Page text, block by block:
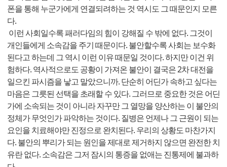
폰을 통해 누군가에게 연결되려하는 것 역시도 그 때문인지 모른
다.
이런 사회일수록 패러다임의 힘이 강해질 수 밖에 없다. 그것이
개인들에게 소속감을 주기 때문이다. 불안할수록 사회는 보수화
된다고 하는데 그 역시 이런 이유 때문일 것이다. 하지만 이건 위
험하다. 역사적으로도 공황이 가져온 불안이 결국은 2차 대전을
일으킨 파시즘을 낳고 말았으니까. 단순히 어딘가 속하고 싶다는
마음은 그릇된 선택을 초래할 수 있다. 그러므로 중요한 것은 어딘
가에 소속되는 것이 아니라 자꾸만 그 열망을 양산하는 이 불안의
정체가 무엇인가 파악하는 것이다. 질병은 언제나 그 근원이 되는
요인을 치료해야만 진정으로 완치된다. 우리의 상황도 마찬가지
다. 불안의 뿌리가 되는 원인을 제대로 제거하지 않으면 완전한 치
유란 없다. 소속감은 그저 잠시의 통증을 없애는 진통제에 불과하